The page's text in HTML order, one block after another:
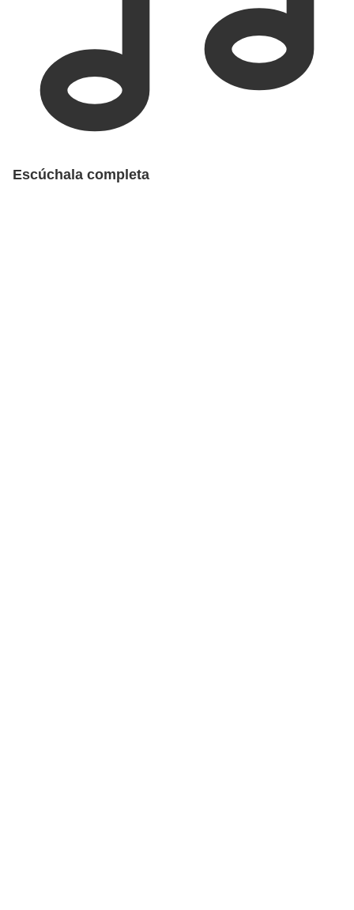
Escúchala completa